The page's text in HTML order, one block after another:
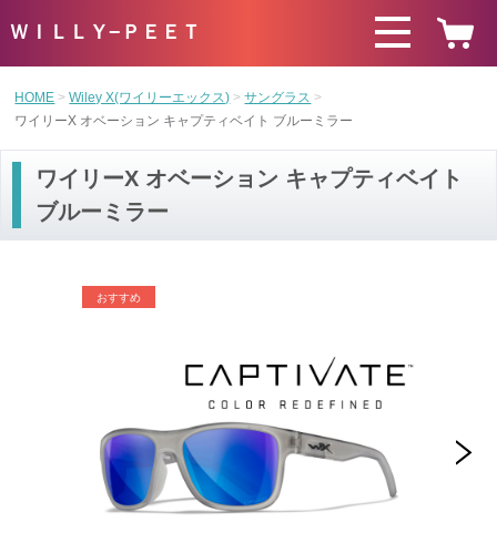
ＷＩＬＬＹ−ＰＥＥＴ
HOME Wiley X(ワイリーエックス)
サングラス
ワイリーX オベーション キャプティベイト ブルーミラー
ワイリーX オベーション キャプティベイト
ブルーミラー